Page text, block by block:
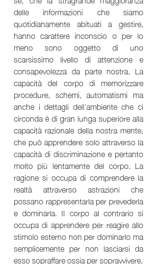
delle informazioni che siamo
quotidianamente abituati a gestire,
hanno carattere inconscio o per lo
meno sono oggetto di uno
scarsissimo livello di attenzione e
consapevolezza da parte nostra. La
capacità del corpo di memorizzare
procedure, schemi, automatismi ma
anche i dettagli dell’ambiente che ci
circonda è di gran lunga superiore alla
capacità razionale della nostra mente,
che può apprendere solo attraverso la
capacità di discriminazione e pertanto
molto più lentamente del corpo. La
ragione si occupa di comprendere la
realtà attraverso astrazioni che
possano rappresentarla per prevederla
e dominarla. Il corpo al contrario si
occupa di apprendere per reagire allo
stimolo esterno non per dominarlo ma
semplicemente per non lasciarsi da
esso sopraffare ossia per sopravvivere.